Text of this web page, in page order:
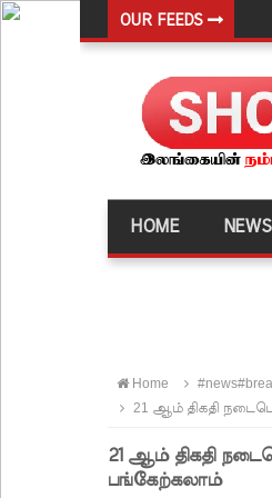
OUR FEEDS
இந்தியா-இலங்கை
சிறுவர்களின்
குவைத் –
குவைத் -
நாடாளுமன்ற
HOME NEWS
Home
21 ஆம் திகதி
21 ஆம் திகதி
பங்கேற்கலாம்